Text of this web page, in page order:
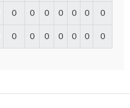
0 0 0 0 0 0 0
0 0 0 0 0 0 0